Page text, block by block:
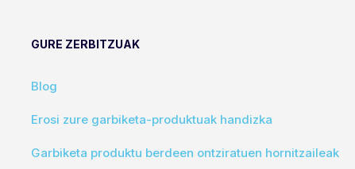
GURE ZERBITZUAK
Blog
Erosi zure garbiketa-produktuak handizka
Garbiketa produktu berdeen ontziratuen hornitzaileak